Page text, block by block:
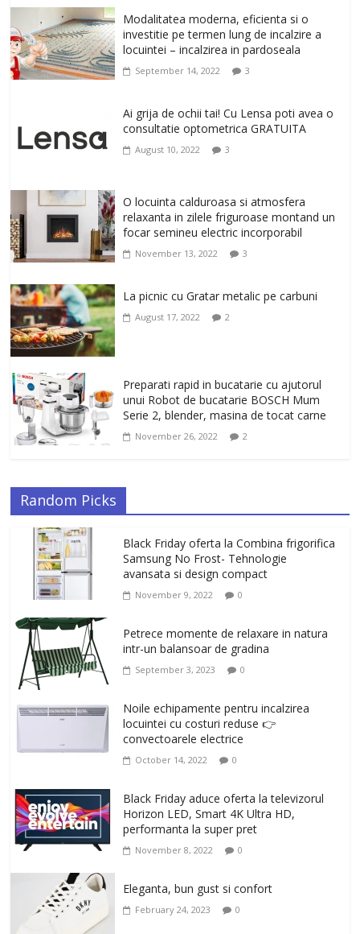
alegere buna, Oglinda de baie cu mărire
și iluminare LED
February 20, 2026 0
un corp sanatos si armonios dezvoltat,
cu Flexor Fitness-dispozitiv pentru
tonifiere muschi
Un ten regenerat, fara riduri. Crema
antirid Ivatherm pentru o piele neteda si
elastica.
February 6, 2026 0
Modalitatea moderna, eficienta si o
investitie pe termen lung de incalzire a
locuintei – incalzirea in pardoseala
September 14, 2022 3
Ai grija de ochii tai! Cu Lensa poti avea o
consultatie optometrica GRATUITA
August 10, 2022 3
O locuinta calduroasa si atmosfera
relaxanta in zilele friguroase montand un
focar semineu electric incorporabil
November 13, 2022 3
La picnic cu Gratar metalic pe carbuni
August 17, 2022 2
Preparati rapid in bucatarie cu ajutorul
unui Robot de bucatarie BOSCH Mum
Serie 2, blender, masina de tocat carne
November 26, 2022 2
Random Picks
Black Friday oferta la Combina frigorifica
Samsung No Frost- Tehnologie
avansata si design compact
November 9, 2022 0
Petrece momente de relaxare in natura
intr-un balansoar de gradina
September 3, 2023 0
Noile echipamente pentru incalzirea
locuintei cu costuri reduse 👉
convectoarele electrice
October 14, 2022 0
Black Friday aduce oferta la televizorul
Horizon LED, Smart 4K Ultra HD,
performanta la super pret
November 8, 2022 0
Eleganta, bun gust si confort
February 24, 2023 0